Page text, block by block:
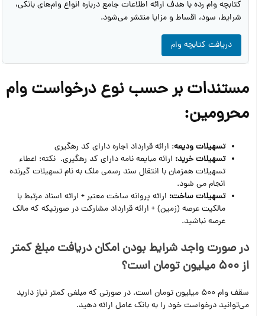
کتابچه وام رده با هدف ارائه اطلاعات جامع درباره انواع وام‌های بانکی،
شرایط، سود، اقساط و مزایا منتشر می‌شود.
دریافت کتابچه وام
مستندات بر حسب نوع درخواست وام
محرومین:
تسهیلات ودیعه: ارائه قرارداد اجاره دارای کد رهگيری
تسهیلات خرید:ارائه مبايعه نامه دارای کد رهگيری. نکته: اعطاء
تسهیلات همزمان با انتقال سند رسمی ملک به نام تسهیلات گیرنده
انجام می شود.
تسهیلات ساخت:ارائه پروانه ساخت معتبر + ارائه اسناد مرتبط با
مالکیت عرصه (زمین) + ارائه قرارداد مشارکت در صورتیکه که مالک
عرصه نباشید.
در صورت واجد شرایط بودن امکان دریافت مبلغ کمتر
سقف وام 500 میلیون تومان است. در صورتی که مبلغی کمتر نیاز دارید
می‌توانید درخواست خود را به بانک عامل ارائه دهید.